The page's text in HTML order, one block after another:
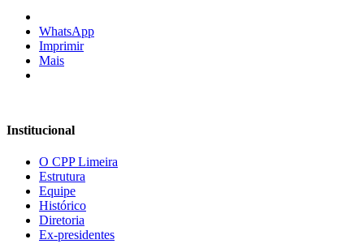
WhatsApp
Imprimir
Mais
Institucional
O CPP Limeira
Estrutura
Equipe
Histórico
Diretoria
Ex-presidentes